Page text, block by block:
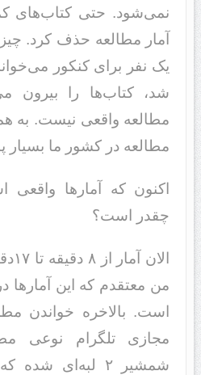
نمی‌شود. حتی کتاب‌های
آمار مطالعه حذف کرد.
یک نفر برای کنکور
شد، کتاب‌ها را بیرون
مطالعه واقعی نیست. به
مطالعه در کشور ما بسیار
اکنون که آمارها واقعی
چقدر است؟
من معتقدم که این
است. بالاخره خواندن
مجازی تلگرام نوعی
شمشیر ۲ لبه‌ای